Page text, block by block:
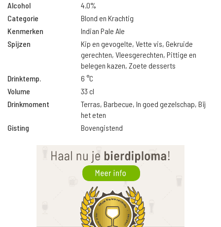
Alcohol
4.0%
Categorie
Blond en Krachtig
Kenmerken
Indian Pale Ale
Spijzen
Kip en gevogelte, Vette vis, Gekruide
gerechten, Vleesgerechten, Pittige en
belegen kazen, Zoete desserts
Drinktemp.
6 °C
Volume
33 cl
Drinkmoment
Terras, Barbecue, In goed gezelschap, Bij
het eten
Gisting
Bovengistend